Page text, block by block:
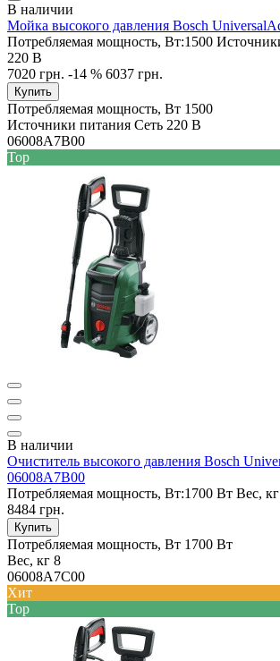
В наличии
Мойка высокого давления Bosch
Потребляемая мощность, Вт:1500
220 В
7020 грн. -14 % 6037 грн.
Купить
Потребляемая мощность, Вт 1500
Источники питания Сеть 220 В
06008A7B00
Top
В наличии
Очиститель высокого давления Bosch
06008A7B00
Потребляемая мощность, Вт:1700 Вт Вес,
8484 грн.
Купить
Потребляемая мощность, Вт 1700 Вт
Вес, кг 8
06008A7C00
Хит
Top